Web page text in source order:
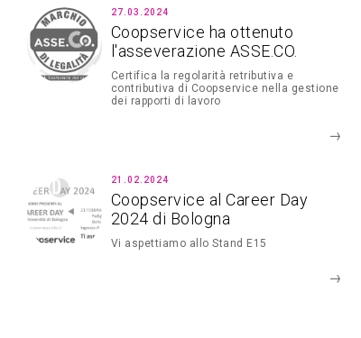
27.03.2024
Coopservice ha ottenuto
l'asseverazione ASSE.CO.
Certifica la regolarità retributiva e
contributiva di Coopservice nella gestione
dei rapporti di lavoro
21.02.2024
Coopservice al Career Day
2024 di Bologna
Vi aspettiamo allo Stand E15